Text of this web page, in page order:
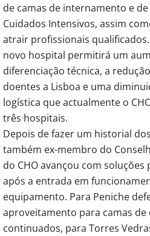
de camas de internamento e
Cuidados Intensivos, assim
atrair profissionais
novo hospital permitirá um
diferenciação técnica, a
doentes a Lisboa e uma
logística que actualmente o
três hospitais.
Depois de fazer um historial
também ex-membro do
do CHO avançou com soluções
após a entrada em
equipamento. Para Peniche
aproveitamento para camas de
continuados, para Torres